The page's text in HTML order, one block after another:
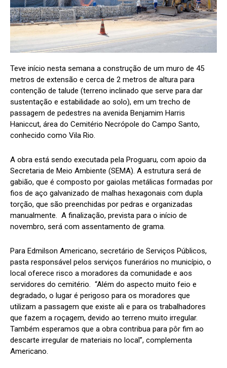
Teve início nesta semana a construção de um muro de 45
metros de extensão e cerca de 2 metros de altura para
contenção de talude (terreno inclinado que serve para dar
sustentação e estabilidade ao solo), em um trecho de
passagem de pedestres na avenida Benjamim Harris
Haniccut, área do Cemitério Necrópole do Campo Santo,
conhecido como Vila Rio.
A obra está sendo executada pela Proguaru, com apoio da
Secretaria de Meio Ambiente (SEMA). A estrutura será de
gabião, que é composto por gaiolas metálicas formadas por
fios de aço galvanizado de malhas hexagonais com dupla
torção, que são preenchidas por pedras e organizadas
manualmente. A finalização, prevista para o início de
novembro, será com assentamento de grama.
Para Edmilson Americano, secretário de Serviços Públicos,
pasta responsável pelos serviços funerários no município, o
local oferece risco a moradores da comunidade e aos
servidores do cemitério. “Além do aspecto muito feio e
degradado, o lugar é perigoso para os moradores que
utilizam a passagem que existe ali e para os trabalhadores
que fazem a roçagem, devido ao terreno muito irregular.
Também esperamos que a obra contribua para pôr fim ao
descarte irregular de materiais no local”, complementa
Americano.